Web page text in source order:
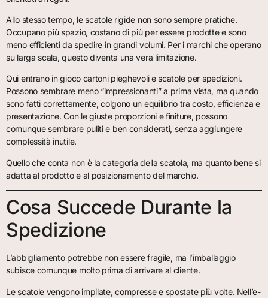
Allo stesso tempo, le scatole rigide non sono sempre pratiche.
Occupano più spazio, costano di più per essere prodotte e sono
meno efficienti da spedire in grandi volumi. Per i marchi che operano
su larga scala, questo diventa una vera limitazione.
Qui entrano in gioco cartoni pieghevoli e scatole per spedizioni.
Possono sembrare meno “impressionanti” a prima vista, ma quando
sono fatti correttamente, colgono un equilibrio tra costo, efficienza e
presentazione. Con le giuste proporzioni e finiture, possono
comunque sembrare puliti e ben considerati, senza aggiungere
complessità inutile.
Quello che conta non è la categoria della scatola, ma quanto bene si
adatta al prodotto e al posizionamento del marchio.
Cosa Succede Durante la
Spedizione
L’abbigliamento potrebbe non essere fragile, ma l’imballaggio
subisce comunque molto prima di arrivare al cliente.
Le scatole vengono impilate, compresse e spostate più volte. Nell’e-